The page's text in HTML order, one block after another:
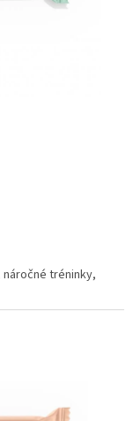
tréninky,